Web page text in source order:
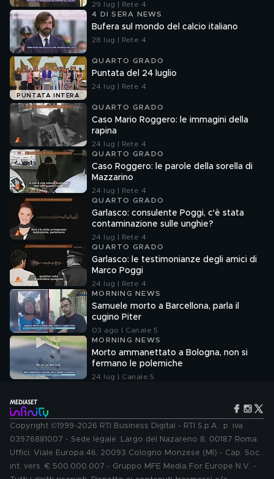
29 lug | Rete 4
4 DI SERA NEWS
Bufera sul mondo del calcio italiano
28 lug | Rete 4
PUNTATA INTERA
QUARTO GRADO
Puntata del 24 luglio
24 lug | Rete 4
QUARTO GRADO
Caso Mario Roggero: le immagini della
rapina
24 lug | Rete 4
QUARTO GRADO
Caso Roggero: le parole della sorella di
Mazzarino
24 lug | Rete 4
QUARTO GRADO
Garlasco: consulente Poggi, c'è stata
contaminazione sulle unghie?
24 lug | Rete 4
QUARTO GRADO
Garlasco: le testimonianze degli amici di
Marco Poggi
24 lug | Rete 4
MORNING NEWS
Samuele morto a Barcellona, parla il
cugino Piter
03 ago | Canale 5
MORNING NEWS
Morto ammanettato a Bologna, non si
fermano le polemiche
24 lug | Canale 5
Copyright ©1999-2026 RTI Business Digital - RTI S.p.A.: p. iva
03976881007 - Sede legale: Largo del Nazareno 8, 00187 Roma.
Uffici: Viale Europa 46, 20093 Cologno Monzese (MI) - Cap. Soc.
int. vers. € 500.000.007 - Gruppo MFE Media For Europe N.V. -